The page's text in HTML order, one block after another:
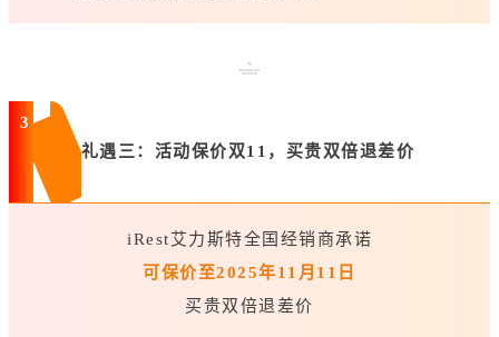
3
礼遇三：活动保价双11，买贵双倍退差价
iRest艾力斯特全国经销商承诺
可保价至2025年11月11日
买贵双倍退差价